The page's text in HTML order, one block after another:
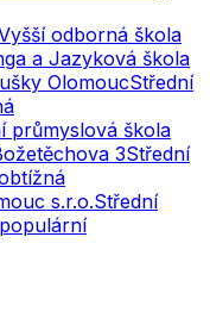
odborná škola
a Jazyková škola
OlomoucStřední
průmyslová škola
3Střední
s.r.o.Střední
populární